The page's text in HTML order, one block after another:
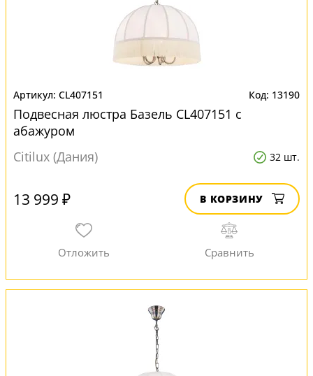
CL407151 13190
Подвесная люстра Базель CL407151 с
абажуром
Citilux (Дания)
32 шт.
13 999 ₽ В КОРЗИНУ